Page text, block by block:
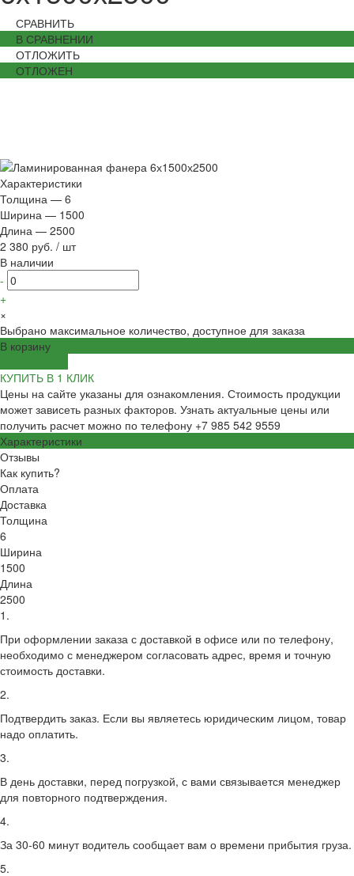
СРАВНИТЬ
В СРАВНЕНИИ
ОТЛОЖИТЬ
ОТЛОЖЕН
Характеристики
Толщина — 6
Ширина — 1500
Длина — 2500
2 380 руб. / шт
В наличии
-
+
×
Выбрано максимальное количество, доступное для заказа
В корзину
КУПИТЬ В 1 КЛИК
Цены на сайте указаны для ознакомления. Стоимость продукции
может зависеть разных факторов. Узнать актуальные цены или
получить расчет можно по телефону +7 985 542 9559
Характеристики
Отзывы
Как купить?
Оплата
Доставка
Толщина
6
Ширина
1500
Длина
2500
1.
При оформлении заказа с доставкой в офисе или по телефону,
необходимо с менеджером согласовать адрес, время и точную
стоимость доставки.
2.
Подтвердить заказ. Если вы являетесь юридическим лицом, товар
надо оплатить.
3.
В день доставки, перед погрузкой, с вами связывается менеджер
для повторного подтверждения.
4.
За 30-60 минут водитель сообщает вам о времени прибытия груза.
5.